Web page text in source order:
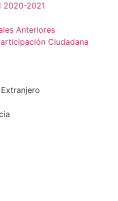
2020-2021
Anteriores
Ciudadana